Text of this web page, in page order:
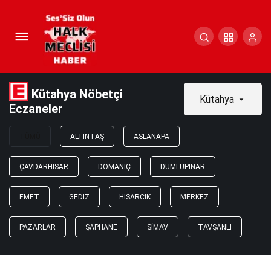
Kütahya Nöbetçi
Eczaneler
Kütahya
ALTINTAŞ ASLANAPA
ÇAVDARHISAR DOMANIÇ DUMLUPINAR
EMET GEDIZ HISARCIK MERKEZ
PAZARLAR ŞAPHANE SIMAV TAVŞANLI